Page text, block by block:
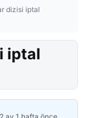
dizisi iptal
iptal